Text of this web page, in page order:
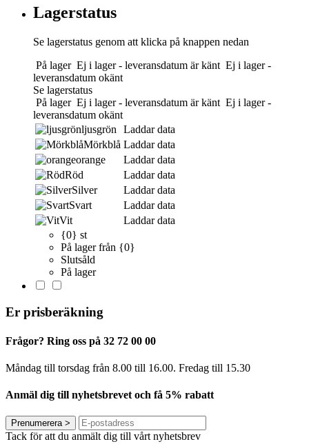
Lagerstatus
Se lagerstatus genom att klicka på knappen nedan
På lager Ej i lager - leveransdatum är känt Ej i lager -
leveransdatum okänt
Se lagerstatus
På lager Ej i lager - leveransdatum är känt Ej i lager -
leveransdatum okänt
ljusgrön
Laddar data
Mörkblå Laddar data
orange
Laddar data
Röd
Laddar data
Silver
Laddar data
Svart
Laddar data
Vit
Laddar data
{0} st
På lager från {0}
Slutsåld
På lager
Er prisberäkning
Frågor? Ring oss på 32 72 00 00
Måndag till torsdag från 8.00 till 16.00. Fredag ​​till 15.30
Anmäl dig till nyhetsbrevet och få 5% rabatt
Prenumerera>
Tack för att du anmält dig till vårt nyhetsbrev